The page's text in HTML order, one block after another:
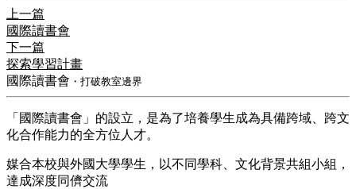
上一篇
國際讀書會
下一篇
探索學習計畫
國際讀書會 ・打破教室邊界
「國際讀書會」的設立，是為了培養學生成為具備跨域、跨文
化合作能力的全方位人才。
媒合本校與外國大學學生，以不同學科、文化背景共組小組，
達成深度同儕交流